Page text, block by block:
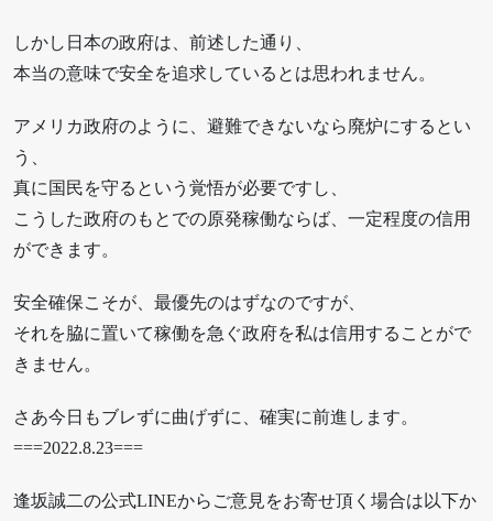
しかし日本の政府は、前述した通り、
本当の意味で安全を追求しているとは思われません。
アメリカ政府のように、避難できないなら廃炉にするとい
う、
真に国民を守るという覚悟が必要ですし、
こうした政府のもとでの原発稼働ならば、一定程度の信用
ができます。
安全確保こそが、最優先のはずなのですが、
それを脇に置いて稼働を急ぐ政府を私は信用することがで
きません。
さあ今日もブレずに曲げずに、確実に前進します。
===2022.8.23===
逢坂誠二の公式LINEからご意見をお寄せ頂く場合は以下か